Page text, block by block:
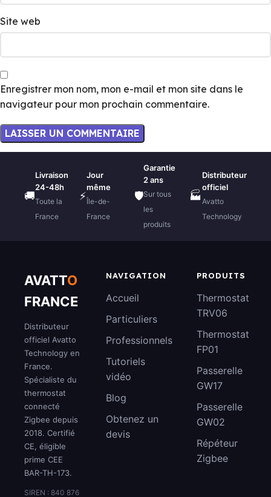
Site web
Enregistrer mon nom, mon e-mail et mon site dans le
navigateur pour mon prochain commentaire.
🚚
Livraison
24-48h
Toute la
France
⚡
Jour
même
Île-de-
France
🛡️
Garantie
2 ans
Sur tous
les
produits
🏭
Distributeur
officiel
Avatto
Technology
AVATTO
FRANCE
Distributeur
officiel Avatto
Technology en
France.
Spécialiste du
thermostat
connecté
Zigbee depuis
2018. Certifié
CE, éligible
prime CEE
BAR-TH-173.
SIREN : 840 876
NAVIGATION
Accueil
Particuliers
Professionnels
Tutoriels
vidéo
Blog
Obtenez un
devis
PRODUITS
Thermostat
TRV06
Thermostat
FP01
Passerelle
GW17
Passerelle
GW02
Répéteur
Zigbee